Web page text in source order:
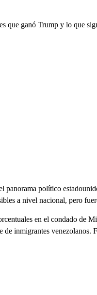
que ganó Trump y lo que
panorama político
a nivel nacional, pero
en el condado de
de inmigrantes venezolanos.